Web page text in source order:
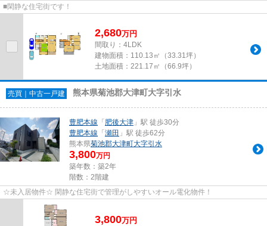
■閑静な住宅街です！
2,680万円
間取り：4LDK
建物面積： 110.13㎡（33.31坪）
土地面積： 221.17㎡（66.9坪）
売買｜中古一戸建 熊本県菊池郡大津町大字引水
豊肥本線 「 肥後大津 」駅 徒歩30分
豊肥本線 「 瀬田 」駅 徒歩62分
熊本県菊池郡大津町大字引水
3,800万円
築年数：築2年
階数：2階建
☆未入居物件☆ 閑静な住宅街で管理がしやすいオール電化物件！
3,800万円